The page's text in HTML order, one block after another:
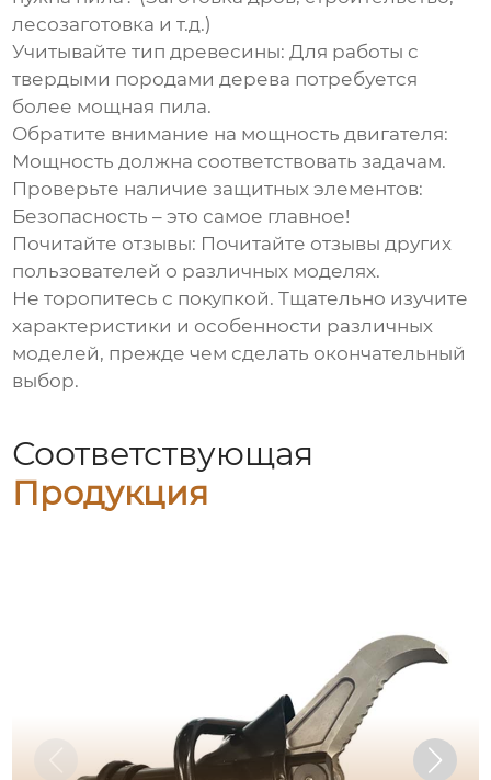
лесозаготовка и т.д.)
Учитывайте тип древесины: Для работы с
твердыми породами дерева потребуется
более мощная пила.
Обратите внимание на мощность двигателя:
Мощность должна соответствовать задачам.
Проверьте наличие защитных элементов:
Безопасность – это самое главное!
Почитайте отзывы: Почитайте отзывы других
пользователей о различных моделях.
Не торопитесь с покупкой. Тщательно изучите
характеристики и особенности различных
моделей, прежде чем сделать окончательный
выбор.
Соответствующая
Продукция